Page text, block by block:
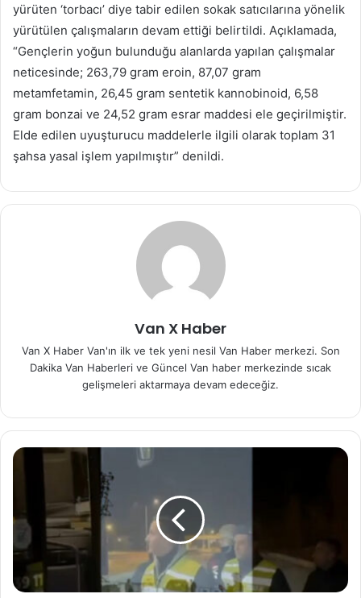
yürüten ‘torbacı’ diye tabir edilen sokak satıcılarına yönelik
yürütülen çalışmaların devam ettiği belirtildi. Açıklamada,
“Gençlerin yoğun bulunduğu alanlarda yapılan çalışmalar
neticesinde; 263,79 gram eroin, 87,07 gram
metamfetamin, 26,45 gram sentetik kannobinoid, 6,58
gram bonzai ve 24,52 gram esrar maddesi ele geçirilmiştir.
Elde edilen uyuşturucu maddelerle ilgili olarak toplam 31
şahsa yasal işlem yapılmıştır” denildi.
Van X Haber
Van X Haber Van'ın ilk ve tek yeni nesil Van Haber merkezi. Son
Dakika Van Haberleri ve Güncel Van haber merkezinde sıcak
gelişmeleri aktarmaya devam edeceğiz.